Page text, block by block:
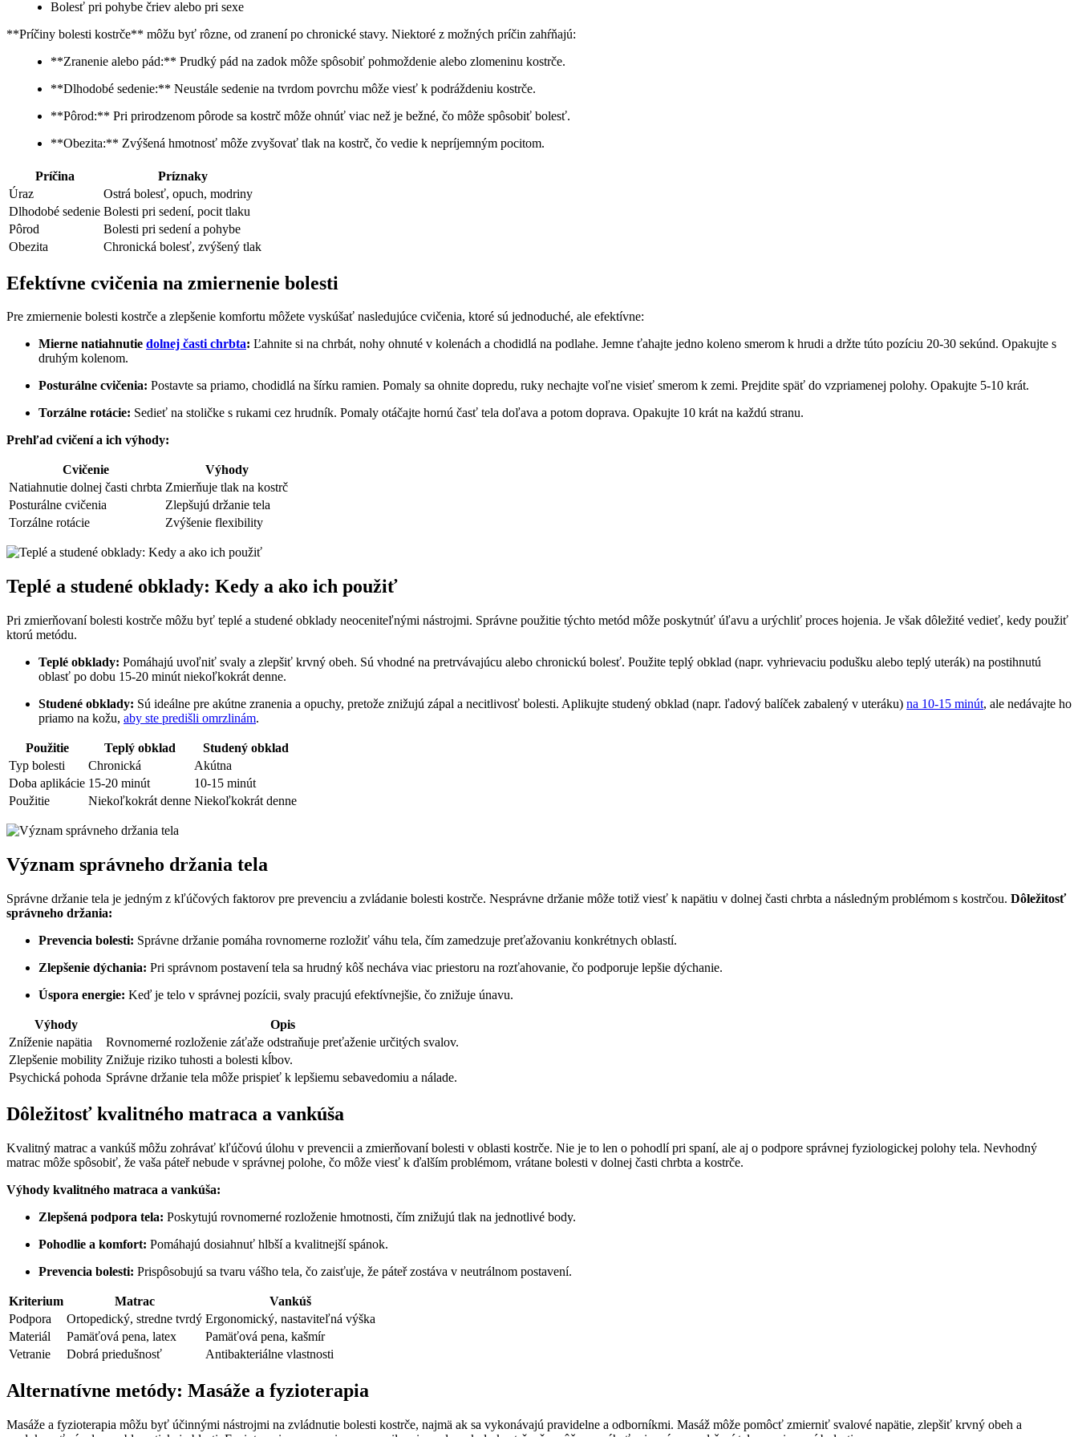
Bolesť pri pohybe čriev alebo pri sexe
**Príčiny bolesti kostrče** môžu byť rôzne, od zranení po chronické stavy. Niektoré z možných príčin zahŕňajú:
**Zranenie alebo pád:** Prudký pád na zadok môže spôsobiť pohmoždenie alebo zlomeninu kostrče.
**Dlhodobé sedenie:** Neustále sedenie na tvrdom povrchu môže viesť k podráždeniu kostrče.
**Pôrod:** Pri prirodzenom pôrode sa kostrč môže ohnúť viac než je bežné, čo môže spôsobiť bolesť.
**Obezita:** Zvýšená hmotnosť môže zvyšovať tlak na kostrč, čo vedie k nepríjemným pocitom.
Príčina
Príznaky
Úraz
Ostrá bolesť, opuch, modriny
Dlhodobé sedenie Bolesti pri sedení, pocit tlaku
Pôrod
Bolesti pri sedení a pohybe
Obezita
Chronická bolesť, zvýšený tlak
Efektívne cvičenia na zmiernenie bolesti
Pre zmiernenie bolesti kostrče a zlepšenie komfortu môžete vyskúšať nasledujúce cvičenia, ktoré sú jednoduché, ale efektívne:
Mierne natiahnutie dolnej časti chrbta: Ľahnite si na chrbát, nohy ohnuté v kolenách a chodidlá na podlahe. Jemne ťahajte jedno koleno smerom k hrudi a držte túto pozíciu 20-30 sekúnd. Opakujte s
druhým kolenom.
Posturálne cvičenia: Postavte sa priamo, chodidlá na šírku ramien. Pomaly sa ohnite dopredu, ruky nechajte voľne visieť smerom k zemi. Prejdite späť do vzpriamenej polohy. Opakujte 5-10 krát.
Torzálne rotácie: Sedieť na stoličke s rukami cez hrudník. Pomaly otáčajte hornú časť tela doľava a potom doprava. Opakujte 10 krát na každú stranu.
Prehľad cvičení a ich výhody:
Cvičenie
Výhody
Natiahnutie dolnej časti chrbta Zmierňuje tlak na kostrč
Posturálne cvičenia
Zlepšujú držanie tela
Torzálne rotácie
Zvýšenie flexibility
Teplé a studené obklady: Kedy a ako ich použiť
Pri zmierňovaní bolesti kostrče môžu byť teplé a studené obklady neoceniteľnými nástrojmi. Správne použitie týchto metód môže poskytnúť úľavu a urýchliť proces hojenia. Je však dôležité vedieť, kedy použiť
ktorú metódu.
Teplé obklady: Pomáhajú uvoľniť svaly a zlepšiť krvný obeh. Sú vhodné na pretrvávajúcu alebo chronickú bolesť. Použite teplý obklad (napr. vyhrievaciu podušku alebo teplý uterák) na postihnutú
oblasť po dobu 15-20 minút niekoľkokrát denne.
Studené obklady: Sú ideálne pre akútne zranenia a opuchy, pretože znižujú zápal a necitlivosť bolesti. Aplikujte studený obklad (napr. ľadový balíček zabalený v uteráku) na 10-15 minút, ale nedávajte ho
priamo na kožu, aby ste predišli omrzlinám.
Použitie Teplý obklad
Studený obklad
Typ bolesti
Chronická
Akútna
Doba aplikácie 15-20 minút
10-15 minút
Použitie
Niekoľkokrát denne Niekoľkokrát denne
Význam správneho držania tela
Správne držanie tela je jedným z kľúčových faktorov pre prevenciu a zvládanie bolesti kostrče. Nesprávne držanie môže totiž viesť k napätiu v dolnej časti chrbta a následným problémom s kostrčou. Dôležitosť
správneho držania:
Prevencia bolesti: Správne držanie pomáha rovnomerne rozložiť váhu tela, čím zamedzuje preťažovaniu konkrétnych oblastí.
Zlepšenie dýchania: Pri správnom postavení tela sa hrudný kôš necháva viac priestoru na rozťahovanie, čo podporuje lepšie dýchanie.
Úspora energie: Keď je telo v správnej pozícii, svaly pracujú efektívnejšie, čo znižuje únavu.
Výhody
Opis
Zníženie napätia
Rovnomerné rozloženie záťaže odstraňuje preťaženie určitých svalov.
Zlepšenie mobility Znižuje riziko tuhosti a bolesti kĺbov.
Psychická pohoda Správne držanie tela môže prispieť k lepšiemu sebavedomiu a nálade.
Dôležitosť kvalitného matraca a vankúša
Kvalitný matrac a vankúš môžu zohrávať kľúčovú úlohu v prevencii a zmierňovaní bolesti v oblasti kostrče. Nie je to len o pohodlí pri spaní, ale aj o podpore správnej fyziologickej polohy tela. Nevhodný
matrac môže spôsobiť, že vaša páteř nebude v správnej polohe, čo môže viesť k ďalším problémom, vrátane bolesti v dolnej časti chrbta a kostrče.
Výhody kvalitného matraca a vankúša:
Zlepšená podpora tela: Poskytujú rovnomerné rozloženie hmotnosti, čím znižujú tlak na jednotlivé body.
Pohodlie a komfort: Pomáhajú dosiahnuť hlbší a kvalitnejší spánok.
Prevencia bolesti: Prispôsobujú sa tvaru vášho tela, čo zaisťuje, že páteř zostáva v neutrálnom postavení.
Kriterium Matrac
Vankúš
Podpora
Ortopedický, stredne tvrdý Ergonomický, nastaviteľná výška
Materiál
Pamäťová pena, latex
Pamäťová pena, kašmír
Vetranie
Dobrá priedušnosť Antibakteriálne vlastnosti
Alternatívne metódy: Masáže a fyzioterapia
Masáže a fyzioterapia môžu byť účinnými nástrojmi na zvládnutie bolesti kostrče, najmä ak sa vykonávajú pravidelne a odborníkmi. Masáž môže pomôcť zmierniť svalové napätie, zlepšiť krvný obeh a